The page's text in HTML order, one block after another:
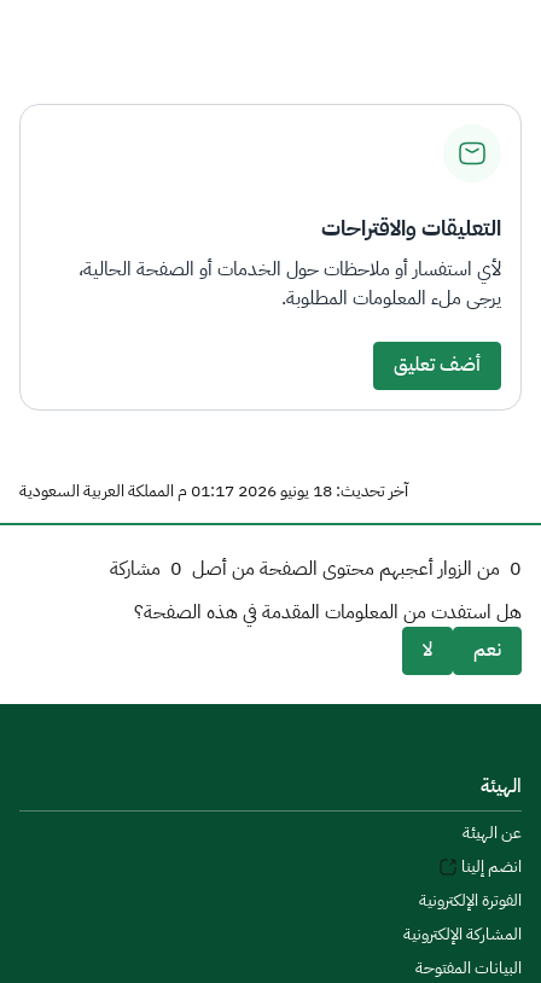
التعليقات والاقتراحات
لأي استفسار أو ملاحظات حول الخدمات أو الصفحة الحالية،
يرجى ملء المعلومات المطلوبة.
أضف تعليق
آخر تحديث: 18 يونيو 2026 01:17 م المملكة العربية السعودية
0 من الزوار أعجبهم محتوى الصفحة من أصل 0 مشاركة
هل استفدت من المعلومات المقدمة في هذه الصفحة؟
نعم
لا
الهيئة
عن الهيئة
انضم إلينا
الفوترة الإلكترونية
المشاركة الإلكترونية
البيانات المفتوحة